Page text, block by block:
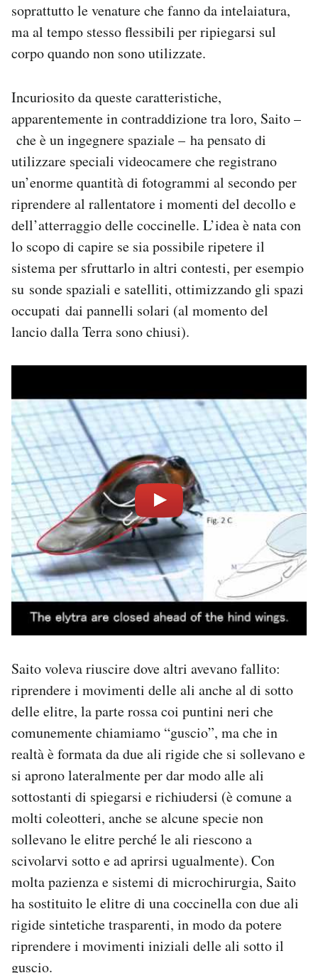
soprattutto le venature che fanno da intelaiatura,
ma al tempo stesso flessibili per ripiegarsi sul
corpo quando non sono utilizzate.
Incuriosito da queste caratteristiche,
apparentemente in contraddizione tra loro, Saito –
che è un ingegnere spaziale – ha pensato di
utilizzare speciali videocamere che registrano
un’enorme quantità di fotogrammi al secondo per
riprendere al rallentatore i momenti del decollo e
dell’atterraggio delle coccinelle. L’idea è nata con
lo scopo di capire se sia possibile ripetere il
sistema per sfruttarlo in altri contesti, per esempio
su sonde spaziali e satelliti, ottimizzando gli spazi
occupati dai pannelli solari (al momento del
lancio dalla Terra sono chiusi).
Saito voleva riuscire dove altri avevano fallito:
riprendere i movimenti delle ali anche al di sotto
delle elitre, la parte rossa coi puntini neri che
comunemente chiamiamo “guscio”, ma che in
realtà è formata da due ali rigide che si sollevano e
si aprono lateralmente per dar modo alle ali
sottostanti di spiegarsi e richiudersi (è comune a
molti coleotteri, anche se alcune specie non
sollevano le elitre perché le ali riescono a
scivolarvi sotto e ad aprirsi ugualmente). Con
molta pazienza e sistemi di microchirurgia, Saito
ha sostituito le elitre di una coccinella con due ali
rigide sintetiche trasparenti, in modo da potere
riprendere i movimenti iniziali delle ali sotto il
guscio.